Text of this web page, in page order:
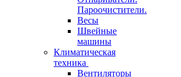
Пароочистители.
Весы
Швейные
машины
Климатическая
техника
Вентиляторы